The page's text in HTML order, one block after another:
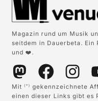
Magazin rund um Musik
seitdem in Dauerbeta. Ein
und ❤️.
Mit (*)
gekennzeichnete
einen dieser Links gibt es